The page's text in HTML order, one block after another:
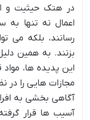
در هتک حیثیت و
اعمال نه تنها به
رسانند، بلکه می
بزنند. به همین
این پدیده ها،
مجازات هایی را در
آگاهی بخشی به
آسیب ها قرار